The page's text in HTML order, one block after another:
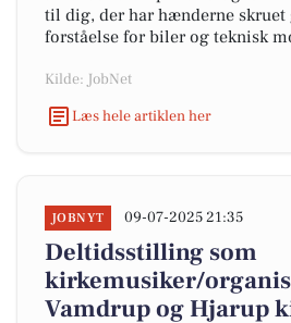
til dig, der har hænderne skruet
forståelse for biler og teknisk
Kilde: JobNet
Læs hele artiklen her
JOBNYT 09-07-2025 21:35
Deltidsstilling som
kirkemusiker/
Vamdrup og Hjarup